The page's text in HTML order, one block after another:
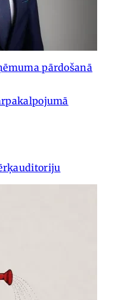
pārdošanā